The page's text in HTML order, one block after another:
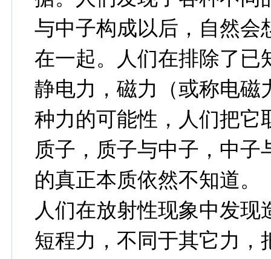
与中子构成以后，自然会
在一起。人们在排除了已
静电力，磁力（或称电磁
种力的可能性，人们把它
质子，质子与中子，中
的真正本质依然不知道。
人们在放射性现象中发
短程力，不同于其它力，